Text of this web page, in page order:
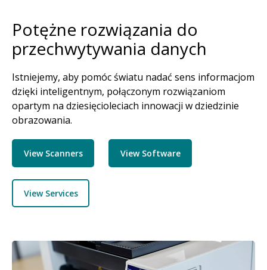
Potężne rozwiązania do
przechwytywania danych
Istniejemy, aby pomóc światu nadać sens informacjom
dzięki inteligentnym, połączonym rozwiązaniom
opartym na dziesięcioleciach innowacji w dziedzinie
obrazowania.
View Scanners View Software
View Services
Obraz